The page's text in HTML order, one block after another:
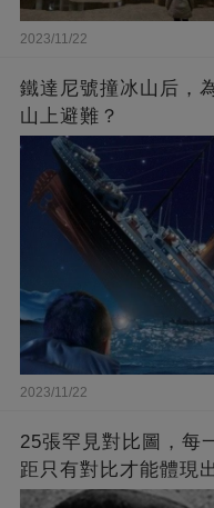
2023/11/22
鐵達尼號撞冰山后，
山上避難？
2023/11/22
25張罕見對比圖，每
距只有對比才能體現